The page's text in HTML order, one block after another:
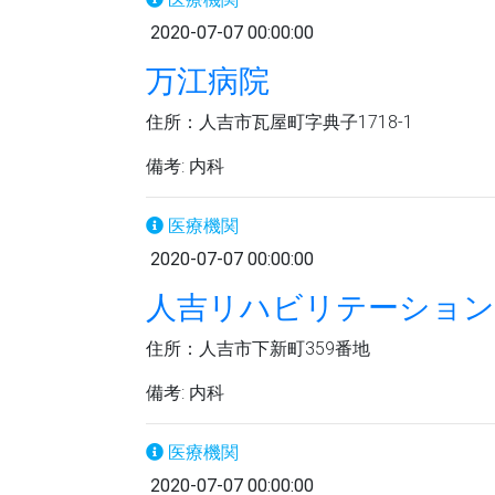
2020-07-07 00:00:00
万江病院
住所：人吉市瓦屋町字典子1718-1
備考: 内科
医療機関
2020-07-07 00:00:00
人吉リハビリテーショ
住所：人吉市下新町359番地
備考: 内科
医療機関
2020-07-07 00:00:00